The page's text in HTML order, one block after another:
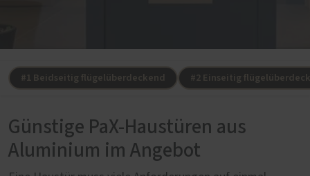
#1 Beidseitig flügelüberdeckend #2 Einseitig
Günstige PaX-Haustüren aus
Aluminium im Angebot